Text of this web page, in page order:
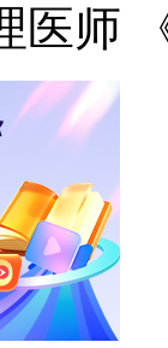
医师